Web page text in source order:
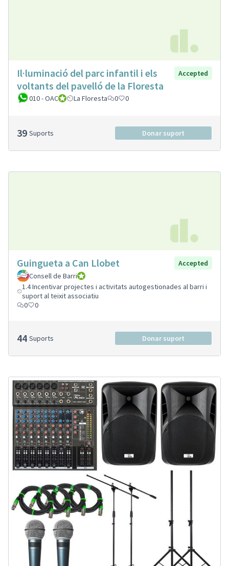
Il·luminació del parc infantil i els
voltants del pavelló de la Floresta
Accepted
010 - OAC010 - Oficina d'Atenció Ciutadana
La Floresta 0 0
39 Suports Donar suport
Guingueta a Can Llobet
Accepted
Consell de BarriConsell de Barri
1.4 Incentivar projectes i activitats autogestionades al barri i
suport al teixit associatiu
0
0
44 Suports Donar suport